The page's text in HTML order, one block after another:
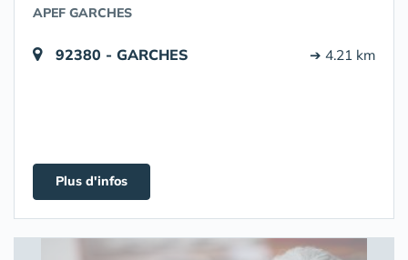
APEF GARCHES
92380 - GARCHES ➔ 4.21 km
Plus d'infos